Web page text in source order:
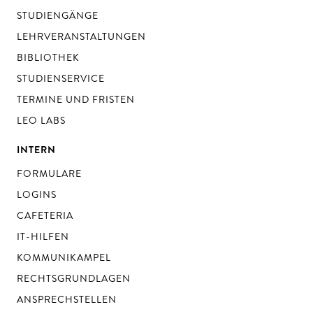
STUDIENGÄNGE
LEHRVERANSTALTUNGEN
BIBLIOTHEK
STUDIENSERVICE
TERMINE UND FRISTEN
LEO LABS
INTERN
FORMULARE
LOGINS
CAFETERIA
IT-HILFEN
KOMMUNIKAMPEL
RECHTSGRUNDLAGEN
ANSPRECHSTELLEN